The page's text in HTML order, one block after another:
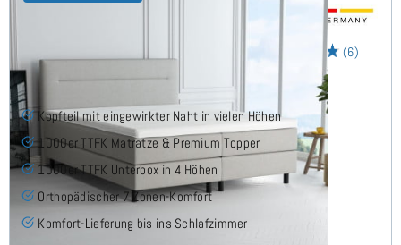
(6)
Kopfteil mit eingewirkter Naht in vielen Höhen
1000er TTFK Matratze & Premium Topper
1000er TTFK Unterbox in 4 Höhen
Orthopädischer 7 Zonen-Komfort
Komfort-Lieferung bis ins Schlafzimmer